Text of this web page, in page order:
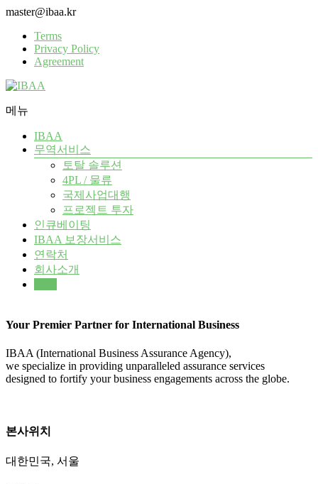
Skip
content
master@ibaa.kr
Terms
Privacy Policy
Agreement
IBAA
Assurance
메뉴
IBAA
무역서비스
토탈 솔루션
4PL / 물류
국제사업대행
프로젝트 투자
인큐베이팅
IBAA 보장서비스
연락처
회사소개
Your Premier Partner for International Business
IBAA (International Business Assurance Agency),
we specialize in providing unparalleled assurance services
designed to fortify your business engagements across the globe.
본사위치
대한민국, 서울